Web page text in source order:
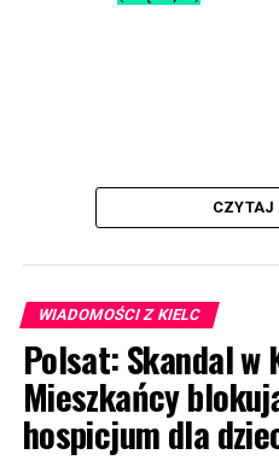
CZYTAJ
WIADOMOŚCI Z KIELC
Polsat: Skandal w
Mieszkańcy
hospicjum dla